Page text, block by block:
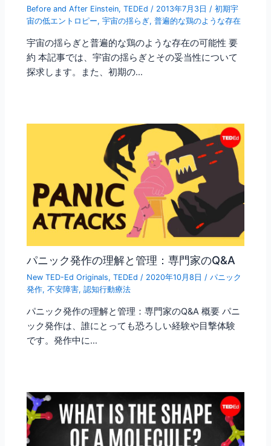
Before and After Einstein,TEDEd / 2013年7月3日 /初期宇
宙の低エントロピー,宇宙の揺らぎ,普遍的な鶏のような存在
宇宙の揺らぎと普遍的な鶏のような存在の可能性 要
約 本記事では、宇宙の揺らぎとその妥当性について
探求します。また、初期の…
パニック発作の理解と管理：専門家のQ&A
New TED-Ed Originals,TEDEd / 2020年10月8日 /パニック
発作,不安障害,認知行動療法
パニック発作の理解と管理：専門家のQ&A 概要 パニ
ック発作は、誰にとっても恐ろしい経験や目撃体験
です。発作中に…